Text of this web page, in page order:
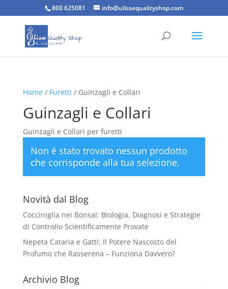
800 625081 info@ulissequalityshop.com
Home/ Furetti / Guinzagli e Collari
Guinzagli e Collari
Guinzagli e Collari per furetti
Non è stato trovato nessun prodotto
che corrisponde alla tua selezione.
Novità dal Blog
Cocciniglia nei Bonsai: Biologia, Diagnosi e Strategie
di Controllo Scientificamente Provate
Nepeta Cataria e Gatti: Il Potere Nascosto del
Profumo che Rasserena – Funziona Davvero?
Archivio Blog